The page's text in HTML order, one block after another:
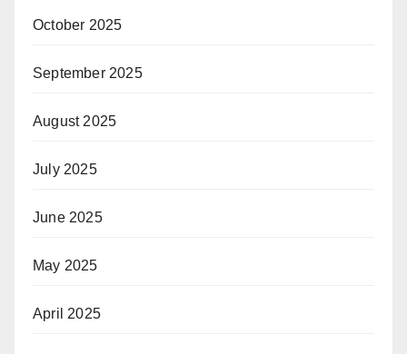
October 2025
September 2025
August 2025
July 2025
June 2025
May 2025
April 2025